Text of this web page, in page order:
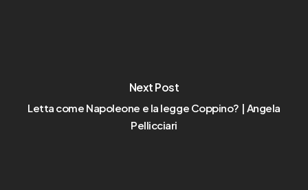
Next Post
Letta come Napoleone e la legge Coppino? | Angela
Pellicciari